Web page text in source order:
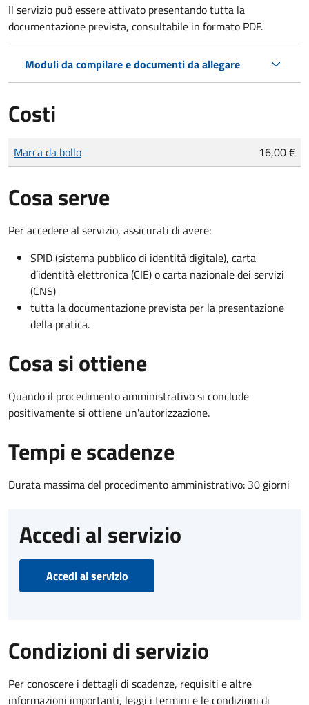
Il servizio può essere attivato presentando tutta la
documentazione prevista, consultabile in formato PDF.
Moduli da compilare e documenti da allegare
Costi
Tipo di pagamento
Importo
Marca da bollo 16,00 €
Cosa serve
Per accedere al servizio, assicurati di avere:
SPID (sistema pubblico di identità digitale), carta
d’identità elettronica (CIE) o carta nazionale dei servizi
(CNS)
tutta la documentazione prevista per la presentazione
della pratica.
Cosa si ottiene
Quando il procedimento amministrativo si conclude
positivamente si ottiene un'autorizzazione.
Tempi e scadenze
Durata massima del procedimento amministrativo: 30 giorni
Accedi al servizio
Accedi al servizio
Condizioni di servizio
Per conoscere i dettagli di scadenze, requisiti e altre
informazioni importanti, leggi i termini e le condizioni di